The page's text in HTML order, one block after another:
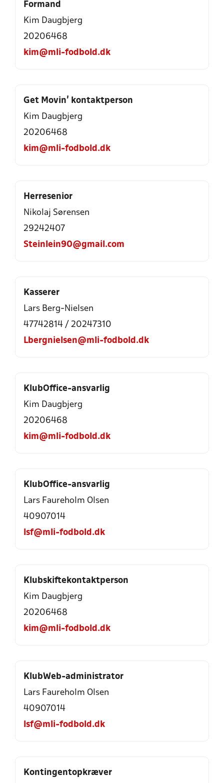
Formand
Kim Daugbjerg
20206468
kim@mli-fodbold.dk
Get Movin’ kontaktperson
Kim Daugbjerg
20206468
kim@mli-fodbold.dk
Herresenior
Nikolaj Sørensen
29242407
Steinlein90@gmail.com
Kasserer
Lars Berg-Nielsen
47742814 / 20247310
Lbergnielsen@mli-fodbold.dk
KlubOffice-ansvarlig
Kim Daugbjerg
20206468
kim@mli-fodbold.dk
KlubOffice-ansvarlig
Lars Faureholm Olsen
40907014
lsf@mli-fodbold.dk
Klubskiftekontaktperson
Kim Daugbjerg
20206468
kim@mli-fodbold.dk
KlubWeb-administrator
Lars Faureholm Olsen
40907014
lsf@mli-fodbold.dk
Kontingentopkræver